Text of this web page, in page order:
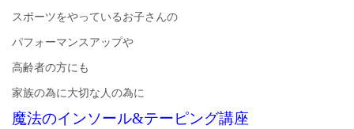
スポーツをやっているお子さんの
パフォーマンスアップや
高齢者の方にも
家族の為に大切な人の為に
魔法のインソール&テーピング講座